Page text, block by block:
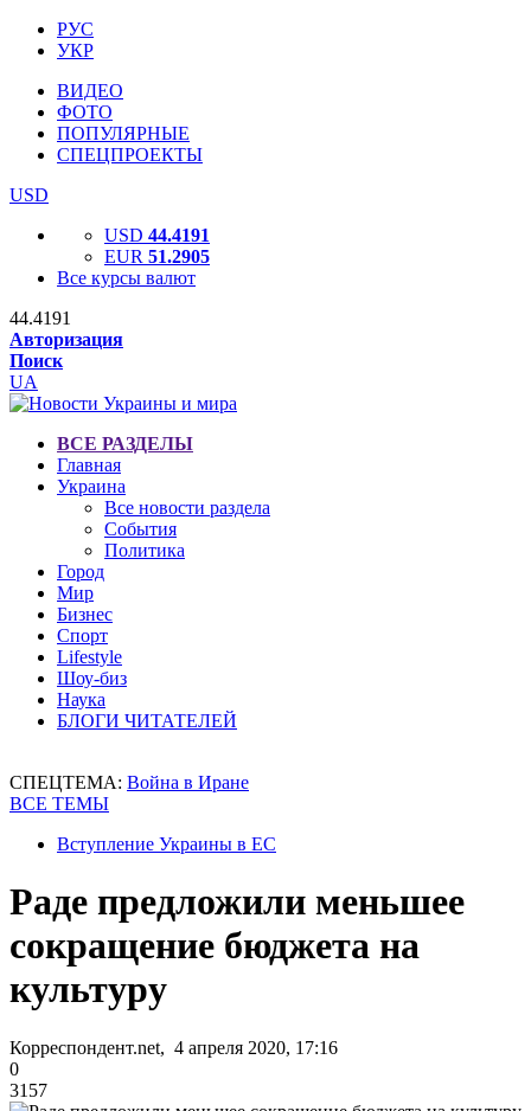
РУС
УКР
ВИДЕО
ФОТО
ПОПУЛЯРНЫЕ
СПЕЦПРОЕКТЫ
USD
USD 44.4191
EUR 51.2905
Все курсы валют
44.4191
Авторизация
Поиск
UA
ВСЕ РАЗДЕЛЫ
Главная
Украина
Все новости раздела
События
Политика
Город
Мир
Бизнес
Спорт
Lifestyle
Шоу-биз
Наука
БЛОГИ ЧИТАТЕЛЕЙ
СПЕЦТЕМА: Война в Иране
ВСЕ ТЕМЫ
Вступление Украины в ЕС
Раде предложили меньшее
сокращение бюджета на
культуру
Корреспондент.net, 4 апреля 2020, 17:16
0
3157